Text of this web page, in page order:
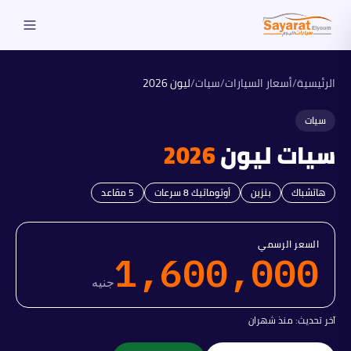
الرئيسية/أسعار السيارات/سيات/ليون2026
سيات
سياتليون2026
هاتشباك بنزين أوتوماتيك 8 سرعات 5مقاعد
السعر الرسمي
1,600,000جنيه
آخر تحديث:منذ شهران